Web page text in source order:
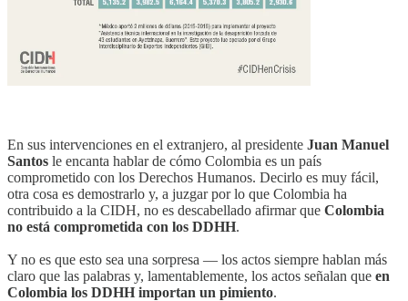
En sus intervenciones en el extranjero, al presidente Juan Manuel
Santos le encanta hablar de cómo Colombia es un país
comprometido con los Derechos Humanos. Decirlo es muy fácil,
otra cosa es demostrarlo y, a juzgar por lo que Colombia ha
contribuido a la CIDH, no es descabellado afirmar que Colombia
no está comprometida con los DDHH.
Y no es que esto sea una sorpresa — los actos siempre hablan más
claro que las palabras y, lamentablemente, los actos señalan que en
Colombia los DDHH importan un pimiento.